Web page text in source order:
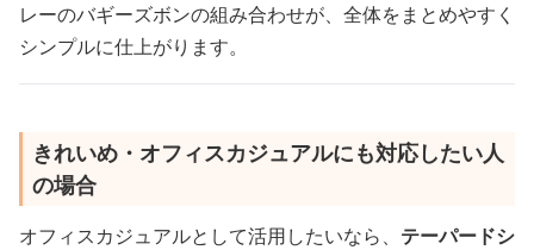
レーのバギーズボンの組み合わせが、全体をまとめやすく
シンプルに仕上がります。
きれいめ・オフィスカジュアルにも対応したい人
の場合
オフィスカジュアルとして活用したいなら、 テーパードシ